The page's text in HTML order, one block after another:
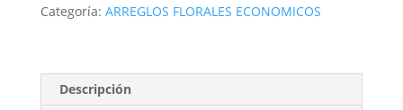
cantidad
Categoría: ARREGLOS FLORALES ECONOMICOS
Descripción